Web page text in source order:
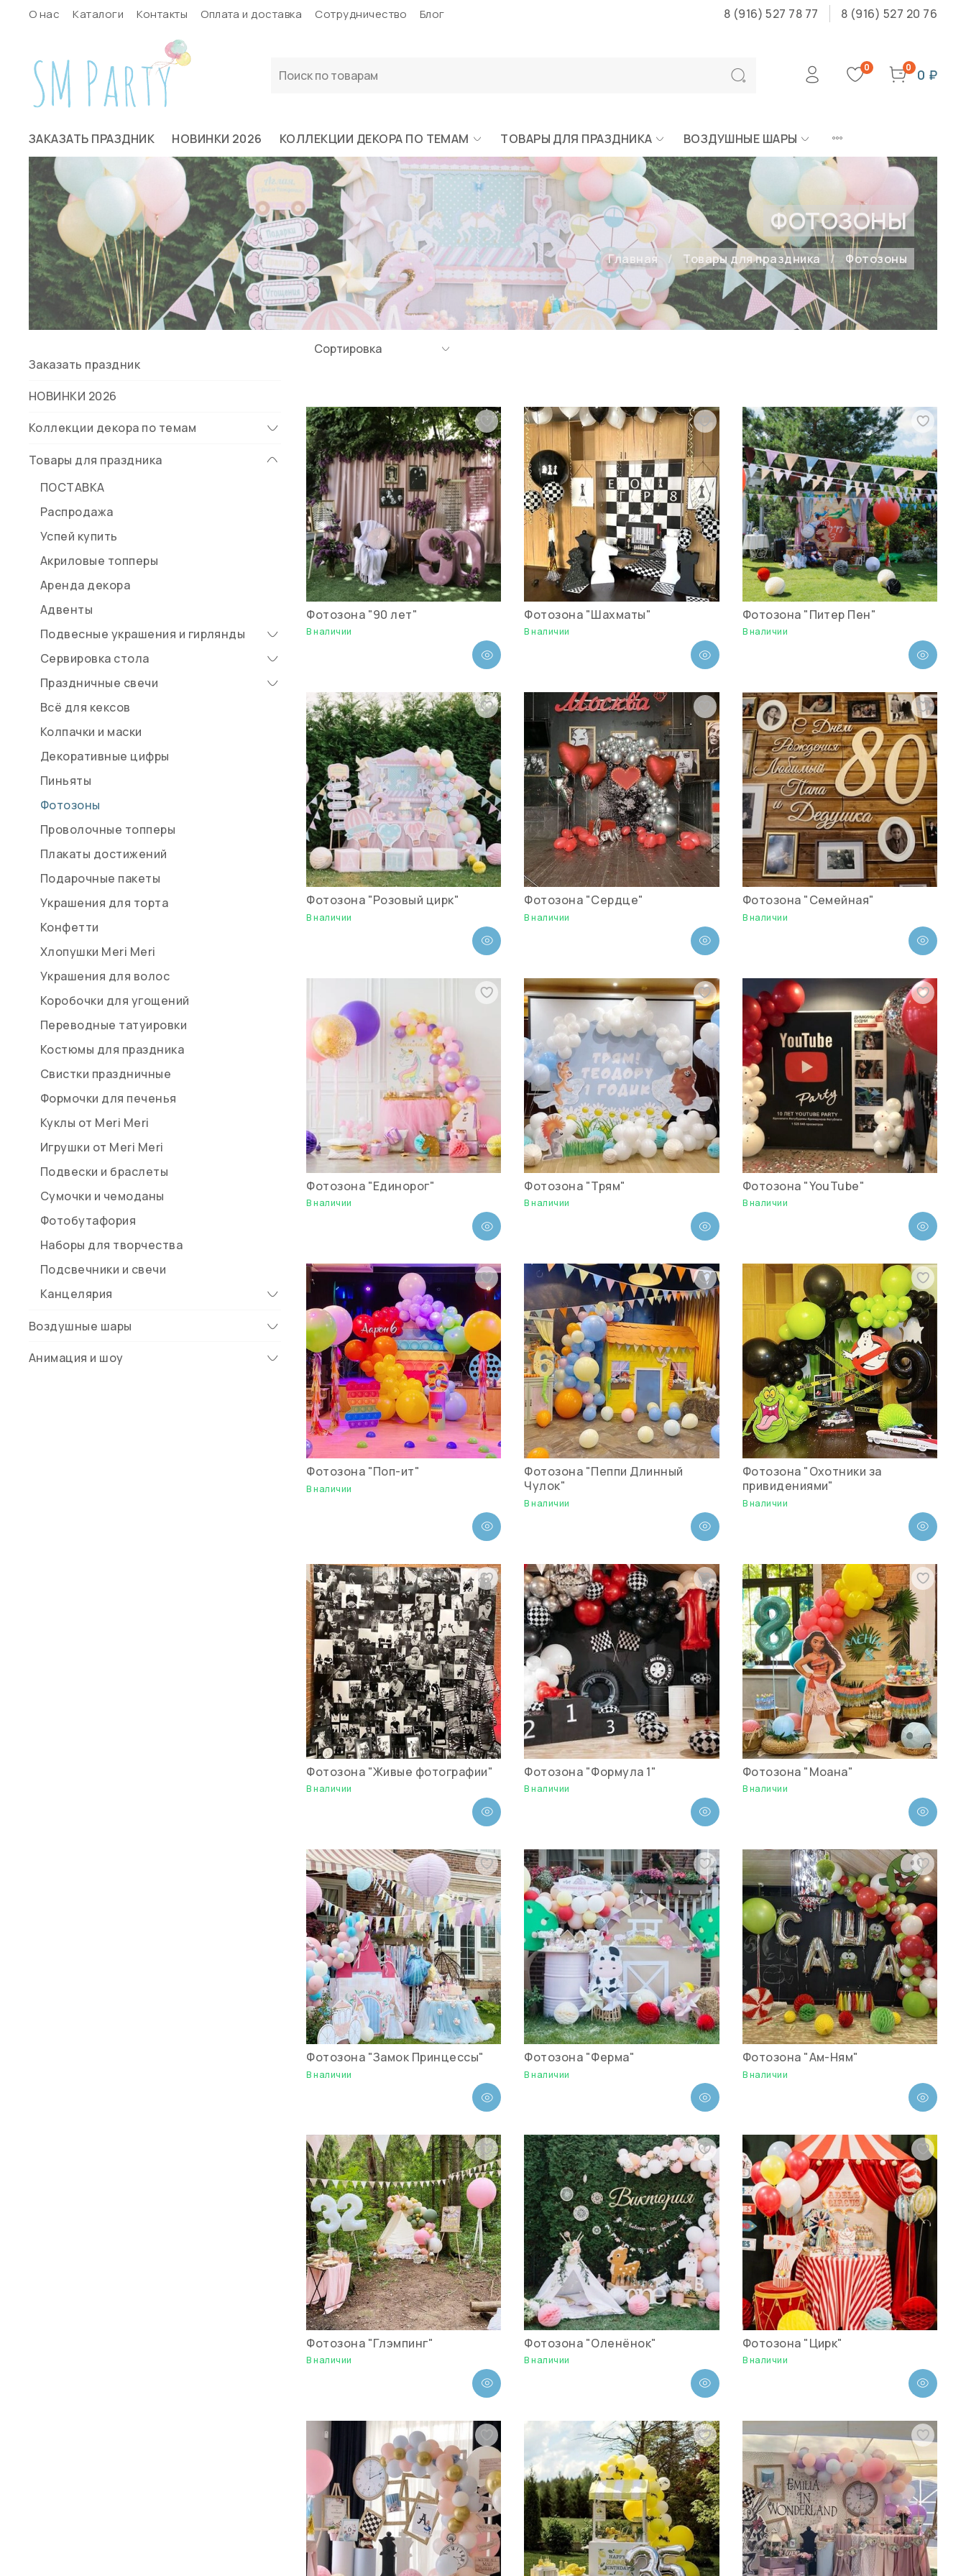
О нас Каталоги Контакты Оплата и доставка Сотрудничество Блог 8 (916) 527 78 77 8 (916) 527 20 76
0 0 0 ₽
ЗАКАЗАТЬ ПРАЗДНИК НОВИНКИ 2026 КОЛЛЕКЦИИ ДЕКОРА ПО ТЕМАМ ТОВАРЫ ДЛЯ ПРАЗДНИКА ВОЗДУШНЫЕ ШАРЫ
ФОТОЗОНЫ
Главная Товары для праздника Фотозоны
Фотозона "90 лет"
В наличии
Фотозона "Шахматы"
В наличии
Фотозона "Питер Пен"
В наличии
Фотозона "Розовый цирк"
В наличии
Фотозона "Сердце"
В наличии
Фотозона "Семейная"
В наличии
Фотозона "Единорог"
В наличии
Фотозона "Трям"
В наличии
Фотозона "YouTube"
В наличии
Фотозона "Поп-ит"
В наличии
Фотозона "Пеппи Длинный
Чулок"
В наличии
Фотозона "Охотники за
привидениями"
В наличии
Фотозона "Живые фотографии"
В наличии
Фотозона "Формула 1"
В наличии
Фотозона "Моана"
В наличии
Фотозона "Замок Принцессы"
В наличии
Фотозона "Ферма"
В наличии
Фотозона "Ам-Ням"
В наличии
Фотозона "Глэмпинг"
В наличии
Фотозона "Оленёнок"
В наличии
Фотозона "Цирк"
В наличии
Заказать праздник
НОВИНКИ 2026
Коллекции декора по темам
Товары для праздника
ПОСТАВКА
Распродажа
Успей купить
Акриловые топперы
Аренда декора
Адвенты
Подвесные украшения и гирлянды
Сервировка стола
Праздничные свечи
Всё для кексов
Колпачки и маски
Декоративные цифры
Пиньяты
Фотозоны
Проволочные топперы
Плакаты достижений
Подарочные пакеты
Украшения для торта
Конфетти
Хлопушки Meri Meri
Украшения для волос
Коробочки для угощений
Переводные татуировки
Костюмы для праздника
Свистки праздничные
Формочки для печенья
Куклы от Meri Meri
Игрушки от Meri Meri
Подвески и браслеты
Сумочки и чемоданы
Фотобутафория
Наборы для творчества
Подсвечники и свечи
Канцелярия
Воздушные шары
Анимация и шоу